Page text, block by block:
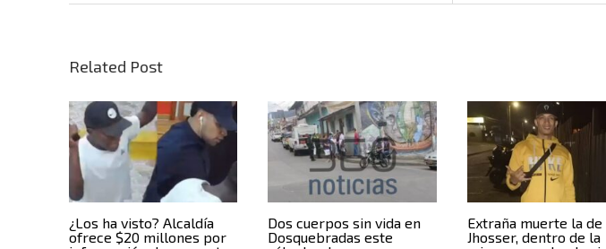
Related Post
¿Los ha visto? Alcaldía
ofrece $20 millones por
Dos cuerpos sin vida en
Dosquebradas este
Extraña muerte la de
Jhosser, dentro de la